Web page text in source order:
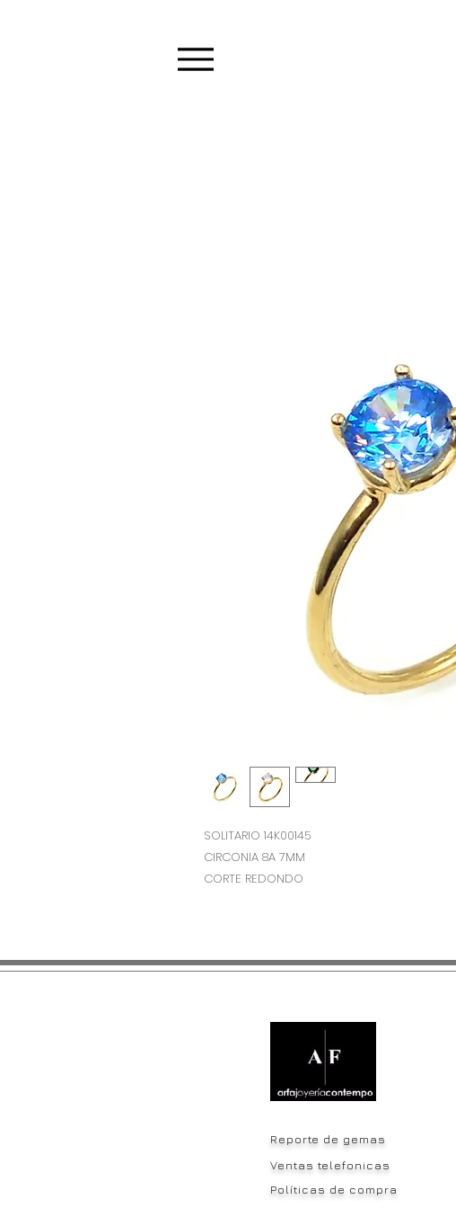
SOLITARIO 14K00145
CIRCONIA 8A 7MM
CORTE REDONDO
Reporte de gemas
Ventas telefonicas
Políticas de compra